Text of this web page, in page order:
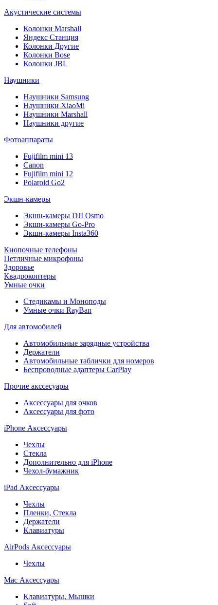
Акустические системы
Колонки Marshall
Яндекс Станция
Колонки Другие
Колонки Bose
Колонки JBL
Наушники
Наушники Samsung
Наушники XiaoMi
Наушники Marshall
Наушники другие
Фотоаппараты
Fujifilm mini 13
Canon
Fujifilm mini 12
Polaroid Go2
Экшн-камеры
Экшн-камеры DJI Osmo
Экшн-камеры Go-Pro
Экшн-камеры Insta360
Кнопочные телефоны
Петличные микрофоны
Здоровье
Квадрокоптеры
Умные очки
Стедикамы и Моноподы
Умные очки RayBan
Для автомобилей
Автомобильные зарядные устройства
Держатели
Автомобильные таблички для номеров
Беспроводные адаптеры CarPlay
Прочие акссесуары
Аксессуары для очков
Аксессуары для фото
iPhone Аксессуары
Чехлы
Стекла
Дополнительно для iPhone
Чехол-бумажник
iPad Аксессуары
Чехлы
Пленки, Стекла
Держатели
Клавиатуры
AirPods Аксессуары
Чехлы
Mac Аксессуары
Клавиатуры, Мышки